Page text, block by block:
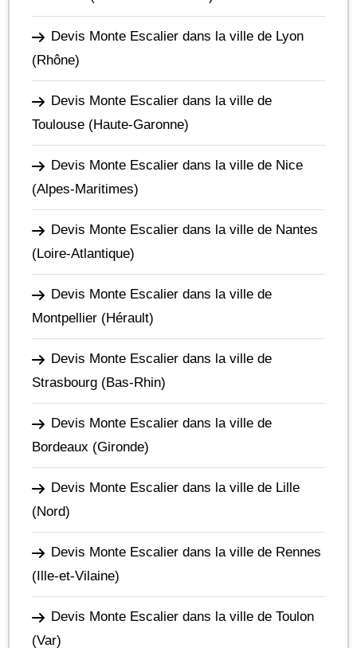
Devis Monte Escalier dans la ville de Lyon
(Rhône)
Devis Monte Escalier dans la ville de
Toulouse (Haute-Garonne)
Devis Monte Escalier dans la ville de Nice
(Alpes-Maritimes)
Devis Monte Escalier dans la ville de Nantes
(Loire-Atlantique)
Devis Monte Escalier dans la ville de
Montpellier (Hérault)
Devis Monte Escalier dans la ville de
Strasbourg (Bas-Rhin)
Devis Monte Escalier dans la ville de
Bordeaux (Gironde)
Devis Monte Escalier dans la ville de Lille
(Nord)
Devis Monte Escalier dans la ville de Rennes
(Ille-et-Vilaine)
Devis Monte Escalier dans la ville de Toulon
(Var)